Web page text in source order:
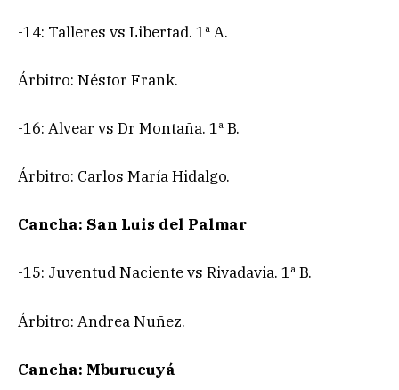
-14: Talleres vs Libertad. 1ª A.
Árbitro: Néstor Frank.
-16: Alvear vs Dr Montaña. 1ª B.
Árbitro: Carlos María Hidalgo.
Cancha: San Luis del Palmar
-15: Juventud Naciente vs Rivadavia. 1ª B.
Árbitro: Andrea Nuñez.
Cancha: Mburucuyá